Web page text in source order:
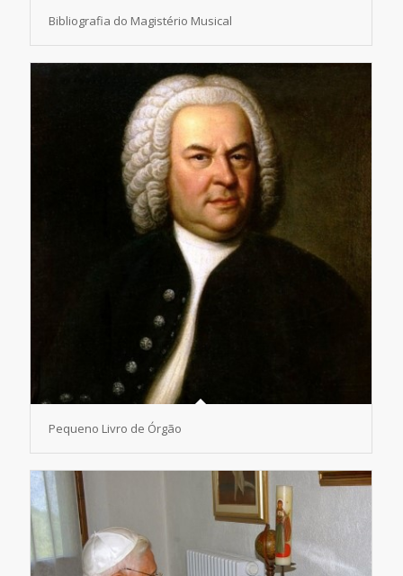
Bibliografia do Magistério Musical
Pequeno Livro de Órgão